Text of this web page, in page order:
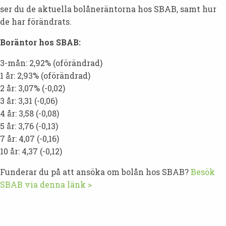
ser du de aktuella bolåneräntorna hos SBAB, samt hur
de har förändrats.
Boräntor hos SBAB:
3-mån: 2,92% (oförändrad)
1 år: 2,93% (oförändrad)
2 år: 3,07% (-0,02)
3 år: 3,31 (-0,06)
4 år: 3,58 (-0,08)
5 år: 3,76 (-0,13)
7 år: 4,07 (-0,16)
10 år: 4,37 (-0,12)
Funderar du på att ansöka om bolån hos SBAB?Besök
SBAB via denna länk >